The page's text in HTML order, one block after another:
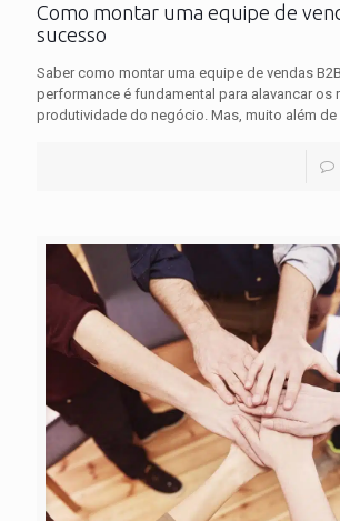
Como montar uma equipe de
sucesso
Saber como montar uma equipe de vendas
performance é fundamental para alavancar os
produtividade do negócio. Mas, muito além de